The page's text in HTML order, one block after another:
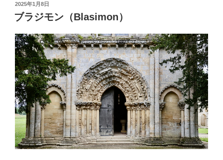
投
稿
日:
2025年1月8日
ブラジモン（Blasimon）